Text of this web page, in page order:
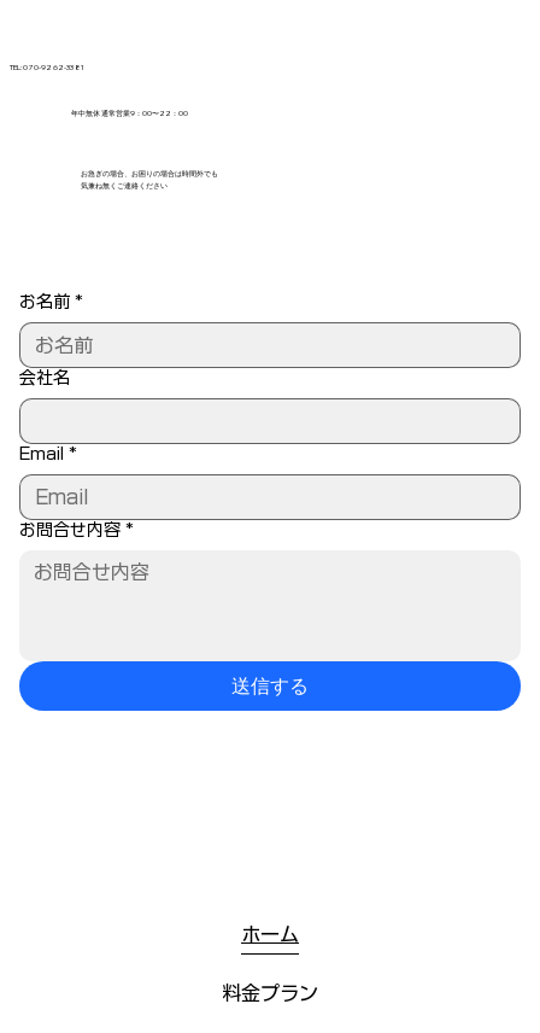
TEL:070-9262-3381
​年中無休 通常営業9：00〜22：00
お急ぎの場合、お困りの場合は時間外でも
気兼ね無くご連絡ください
お名前 *
会社名
Email *
お問合せ内容 *
送信する
ホーム
料金プラン